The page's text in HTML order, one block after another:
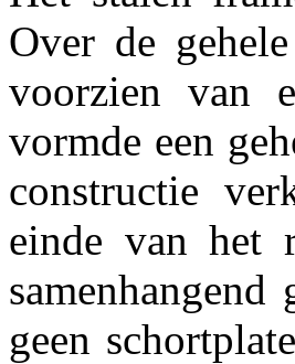
Over de
voorzien van
vormde een
constructie
einde van het
geen